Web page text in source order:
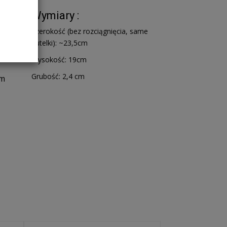
Wymiary :
Szerokość (bez rozciągnięcia, same
butelki): ~23,5cm
Wysokość: 19cm
Grubość: 2,4 cm